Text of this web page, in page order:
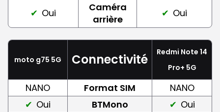
Oui
Caméra
arrière
Oui
moto g75 5G Connectivité
Redmi Note 14
Pro+ 5G
NANO Format SIM
NANO
Oui
BTMono
Oui